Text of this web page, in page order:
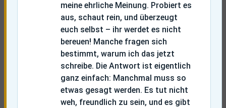
meine ehrliche Meinung. Probiert es
aus, schaut rein, und überzeugt
euch selbst – ihr werdet es nicht
bereuen! Manche fragen sich
bestimmt, warum ich das jetzt
schreibe. Die Antwort ist eigentlich
ganz einfach: Manchmal muss so
etwas gesagt werden. Es tut nicht
weh, freundlich zu sein, und es gibt